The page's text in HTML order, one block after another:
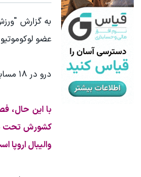
عضو
درو در ۱۸ مسابقه موفق به کسب ۱۴۱ امتیاز شد و با ثبت ۵۰ درصد موفقیت در حملات و ۴۱ درصد دریافت مثبت، یکی از مهره‌های تأثیرگذار تیمش بود.
با این حال،
کشورش تحت
والیبال اروپا
با شرکت در جشنواره زاگرس،
شرکت در